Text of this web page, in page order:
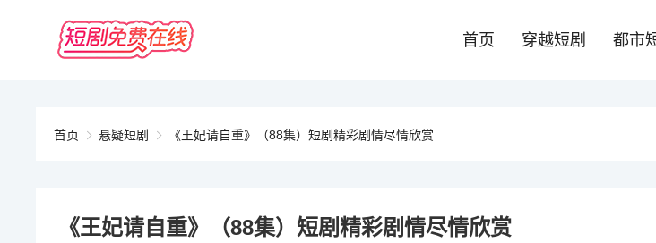
首页 穿越短剧 都市
首页 悬疑短剧 《王妃请自重》（88集）短剧精彩剧情尽情欣赏
《王妃请自重》（88集）短剧精彩剧情尽情欣赏